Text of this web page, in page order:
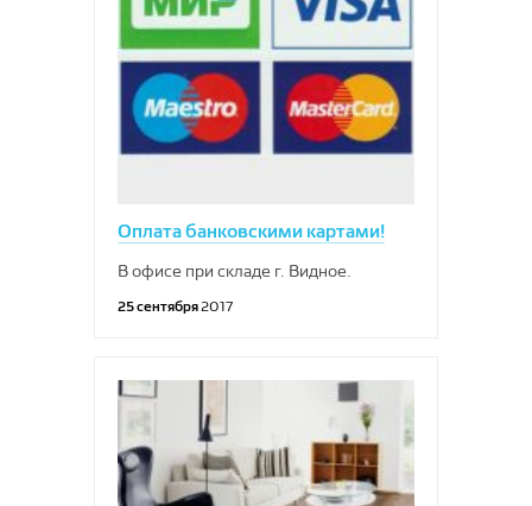
Оплата банковскими картами!
В офисе при складе г. Видное.
25 сентября2017